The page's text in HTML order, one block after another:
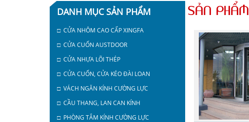
DANH MỤC SẢN PHẨM
□ CỬA NHÔM CAO CẤP XINGFA
□ CỬA CUỐN AUSTDOOR
□ CỬA NHỰA LÕI THÉP
□ CỬA CUỐN, CỬA KÉO ĐÀI LOAN
□ VÁCH NGĂN KÍNH CƯỜNG LỰC
□ CẦU THANG, LAN CAN KÍNH
□ PHÒNG TẮM KÍNH CƯỜNG LỰC
SẢN PHẨM